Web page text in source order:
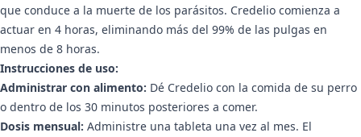
que conduce a la muerte de los parásitos. Credelio comienza a
actuar en 4 horas, eliminando más del 99% de las pulgas en
menos de 8 horas.
Instrucciones de uso:
Administrar con alimento: Dé Credelio con la comida de su perro
o dentro de los 30 minutos posteriores a comer.
Dosis mensual: Administre una tableta una vez al mes. El